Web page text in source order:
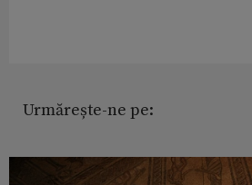
Urmărește-ne pe: